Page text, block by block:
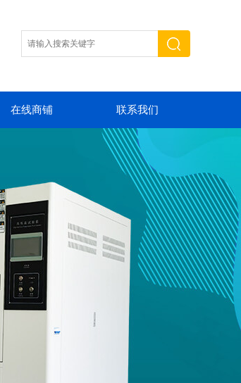
在线商铺 联系我们